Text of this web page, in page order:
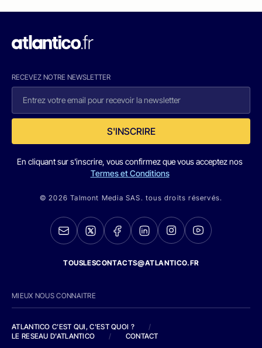
RECEVEZ NOTRE NEWSLETTER
S'INSCRIRE
En cliquant sur s'inscrire, vous confirmez que vous acceptez nos
Termes et Conditions
© 2026 Talmont Media SAS. tous droits réservés.
TOUSLESCONTACTS@ATLANTICO.FR
MIEUX NOUS CONNAITRE
ATLANTICO C'EST QUI, C'EST QUOI ?
/
LE RESEAU D'ATLANTICO
/ CONTACT